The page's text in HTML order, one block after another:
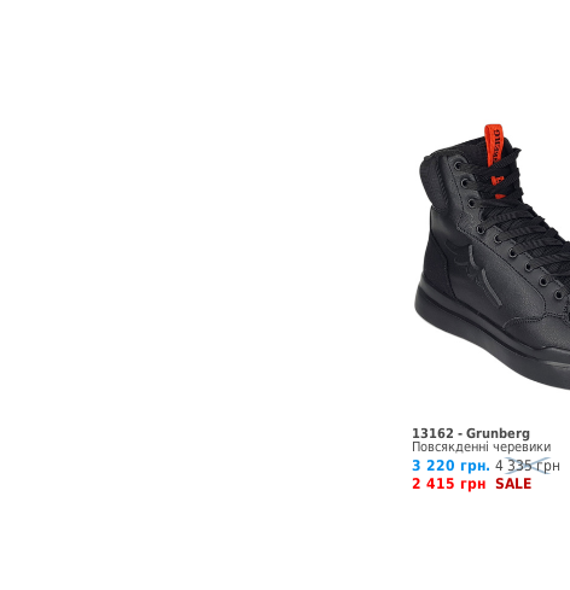
13162 - Grunberg
Повсякденні черевики
3 220 грн. 4 335 грн
2 415 грн SALE